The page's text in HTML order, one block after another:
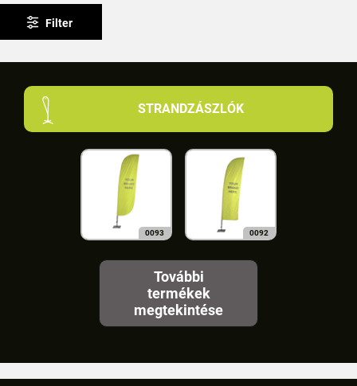
Filter
STRANDZÁSZLÓK
0093 0092
További
termékek
megtekintése